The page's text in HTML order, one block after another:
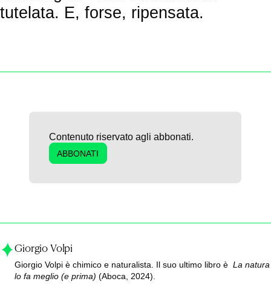
tutelata. E, forse, ripensata.
Contenuto riservato agli abbonati.
ABBONATI
Giorgio Volpi
Giorgio Volpi è chimico e naturalista. Il suo ultimo libro èLa natura
lo fa meglio (e prima)(Aboca, 2024).